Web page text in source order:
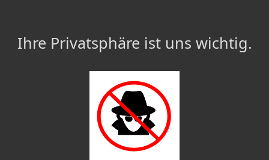
Ihre Privatsphäre ist uns wichtig.